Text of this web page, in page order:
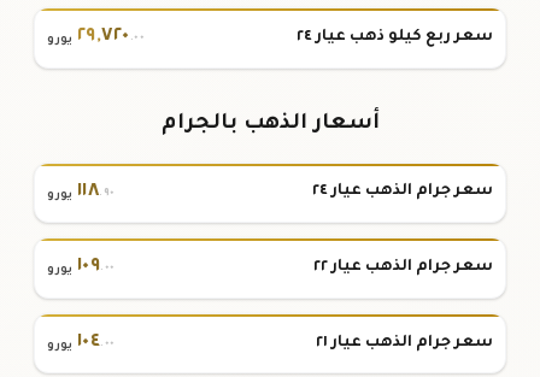
سعر ربع كيلو ذهب عيار ٢٤ ٢٩,٧٢٠ .٠٠ يورو
أسعار الذهب بالجرام
سعر جرام الذهب عيار ٢٤ ١١٨.٩٠ يورو
سعر جرام الذهب عيار ٢٢ ١٠٩.٠٠ يورو
سعر جرام الذهب عيار ٢١ ١٠٤.٠٠ يورو